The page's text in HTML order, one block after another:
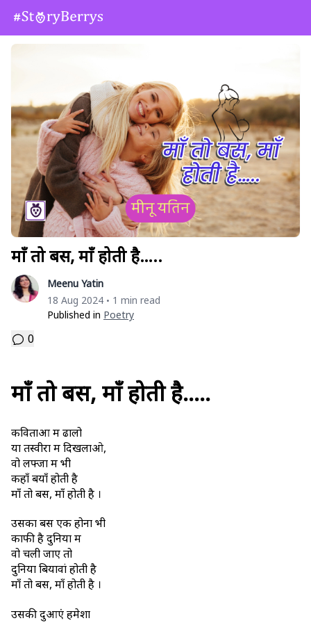
माँ तो बस, माँ होती है…..
Meenu Yatin
18 Aug 2024 • 1 min read
Published in Poetry
0
माँ तो बस, माँ होती है…..
कविताओं में ढालो
या तस्वीरों में दिखलाओ,
वो लफ्जों में भी
कहाँ बयाँ होती है
माँ तो बस, माँ होती है ।
उसका बस एक होना भी
काफी है दुनिया में
वो चली जाए तो
दुनिया बियावां होती है
माँ तो बस, माँ होती है ।
उसकी दुआएं हमेशा